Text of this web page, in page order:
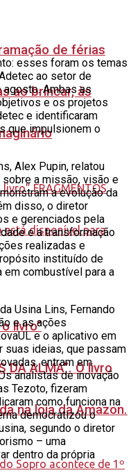
de férias
ao brincar, às
livro”
DA ALMA”. O livro
na loja da Amazon.
esses foram os temas
ao setor de
agosto. Ambas as
e os projetos
e identificaram
que impulsionem o
Alex Pupin, relatou
a missão, visão e
a evolução da
disso, o diretor
e gerenciados pela
e a transformação
realizadas e
instituído de
em combustível para a
Usina Lins, Fernando
e as ações
e o aplicativo em
suas ideias, que passam
entram em
analistas de inovação
Tezoto, fizeram
como funciona na
democratizou o
segundo o diretor
– uma
dentro da própria